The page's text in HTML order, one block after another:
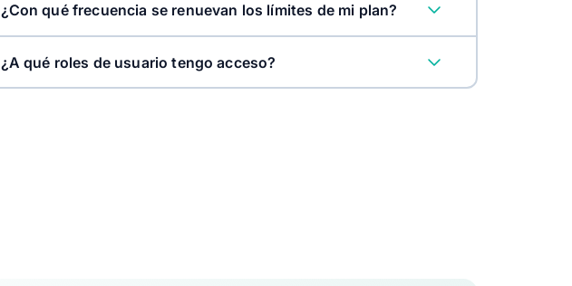
¿Con qué frecuencia se renuevan los límites de mi plan?
¿A qué roles de usuario tengo acceso?